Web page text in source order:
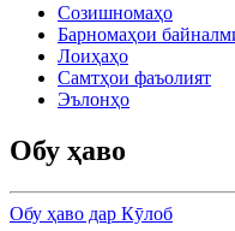
Созишномаҳо
Барномаҳои
Лоиҳаҳо
Самтҳои фаъолият
Эълонҳо
Обу ҳаво
Обу ҳаво дар Кӯлоб